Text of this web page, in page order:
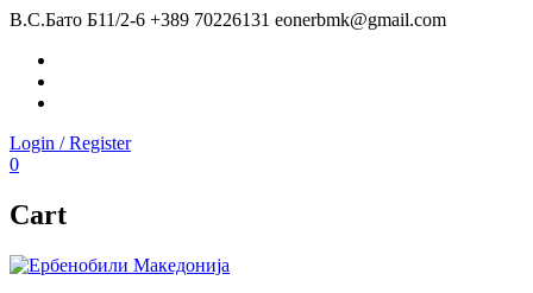
В.С.Бато Б11/2-6 +389 70226131 eonerbmk@gmail.com
Login / Register
0
Cart